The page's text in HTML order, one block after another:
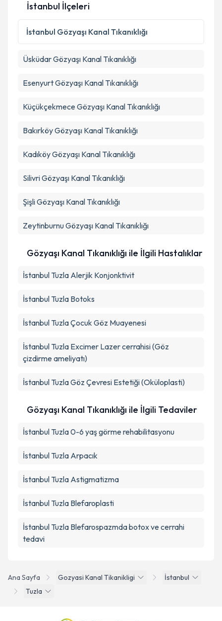
Kişisel verilerimin işlenmesine ilişkinAydınlatma
Metni'ni okudum ve kişisel verilerimin belirtilen
kapsamda işlenmesini kabul ediyorum.
Ana Sayfa Gozyasi Kanal Tikanikligi
İstanbul
Tuzla
İstanbul İlçeleri
İstanbul Gözyaşı Kanal Tıkanıklığı
ÜsküdarGözyaşı Kanal Tıkanıklığı
EsenyurtGözyaşı Kanal Tıkanıklığı
Küçükçekmece Gözyaşı Kanal Tıkanıklığı
BakırköyGözyaşı Kanal Tıkanıklığı
KadıköyGözyaşı Kanal Tıkanıklığı
SilivriGözyaşı Kanal Tıkanıklığı
ŞişliGözyaşı Kanal Tıkanıklığı
ZeytinburnuGözyaşı Kanal Tıkanıklığı
Gözyaşı Kanal Tıkanıklığı ile İlgili Hastalıklar
İstanbul Tuzla Alerjik Konjonktivit
İstanbul Tuzla Botoks
İstanbul Tuzla Çocuk Göz Muayenesi
İstanbul Tuzla Excimer Lazer cerrahisi (Göz
çizdirme ameliyatı)
İstanbul Tuzla Göz Çevresi Estetiği (Oküloplasti)
Gözyaşı Kanal Tıkanıklığı ile İlgili Tedaviler
İstanbul Tuzla 0-6 yaş görme rehabilitasyonu
İstanbul Tuzla Arpacık
İstanbul Tuzla Astigmatizma
İstanbul Tuzla Blefaroplasti
İstanbul Tuzla Blefarospazmda botox ve cerrahi
tedavi